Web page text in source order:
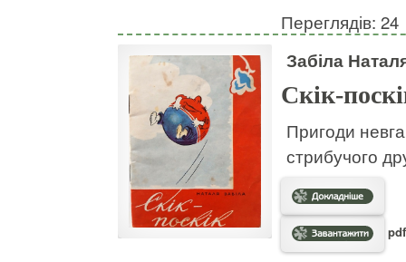
Переглядів: 24
Забіла
Скік-
Пригоди
стрибучого